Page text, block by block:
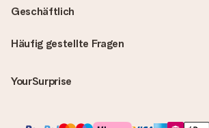
Häufig gestellte Fragen
YourSurprise
Geschäftlich